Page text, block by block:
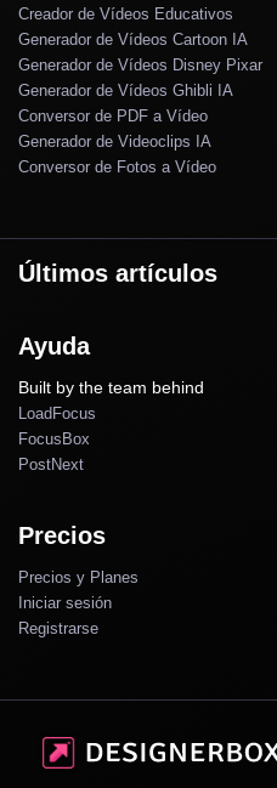
Creador de Vídeos Educativos
Generador de Vídeos Cartoon IA
Generador de Vídeos Disney Pixar
Generador de Vídeos Ghibli IA
Conversor de PDF a Vídeo
Generador de Videoclips IA
Conversor de Fotos a Vídeo
Últimos artículos
Ayuda
Built by the team behind
LoadFocus
FocusBox
PostNext
Precios
Precios y Planes
Iniciar sesión
Registrarse